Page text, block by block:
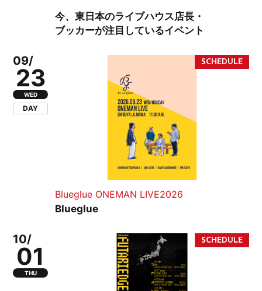
今、東日本のライブハウス店長・
ブッカーが注目しているイベント
09/
23
WED
DAY
Blueglue ONEMAN LIVE2026
Blueglue
10/
01
THU